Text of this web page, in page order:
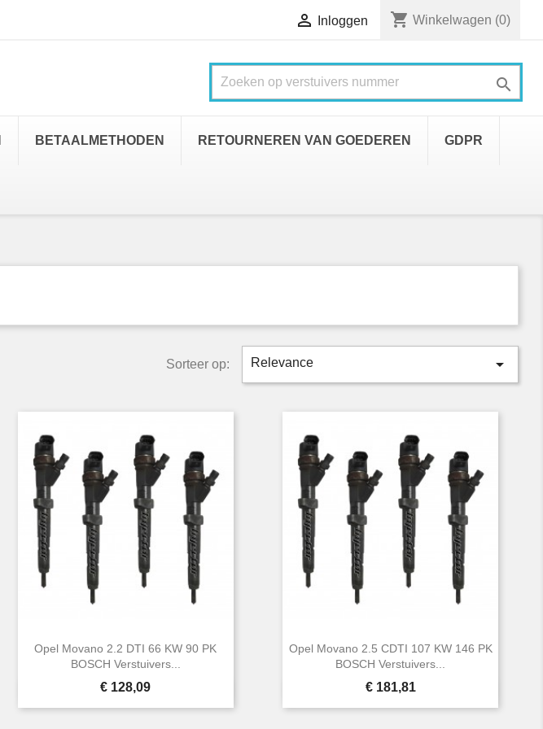
 Inloggen shopping_cart Winkelwagen (0)

BETAALMETHODEN RETOURNEREN VAN GOEDEREN GDPR
Sorteer op: Relevance 
Opel Movano 2.2 DTI 66 KW 90 PK
BOSCH Verstuivers...
Prijs
€ 128,09
Snel bekijken
Opel Movano 2.5 CDTI 107 KW 146 PK
BOSCH Verstuivers...
Prijs
€ 181,81
Snel bekijken